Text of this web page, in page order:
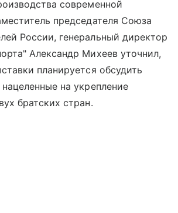
современной
председателя Союза
России, генеральный директор
Александр Михеев уточнил,
планируется обсудить
на укрепление
братских стран.